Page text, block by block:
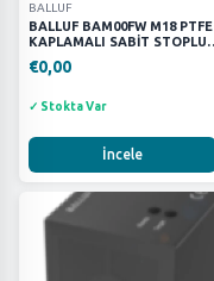
SCHNEİNDER
MURR
KEYENCE
BALLUF
MARKALAR
BALLUF
BALLUF BAM00FW M18 PTFE
KAPLAMALI SABİT STOPLU
€0,00
✓ Stokta Var
İncele